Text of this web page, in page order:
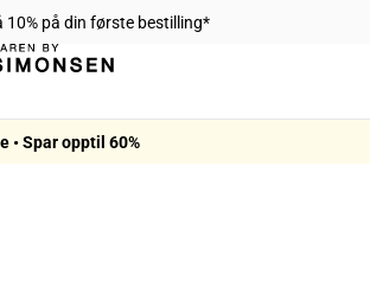
10% på din første bestilling*
• Spar opptil 60%